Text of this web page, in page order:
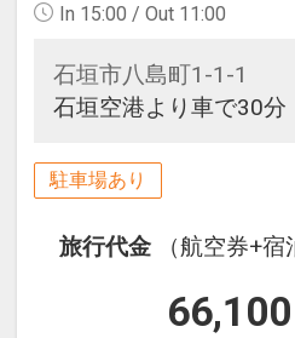
In 15:00 / Out 11:00
石垣市八島町1-1-1
石垣空港より車で30分
駐車場あり
旅行代金
（航空券+